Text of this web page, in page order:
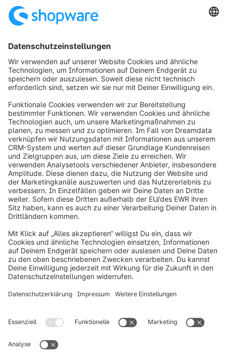
public.relations@shopware.com
info@shopware.com
Über Shopware
Produkt
Lösungen
Partner
Ressourcen
Copyright © shopware AG - Alle Rechte vorbehalten